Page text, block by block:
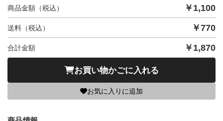
商品金額（税込） ￥ 1,100
送料（税込） ￥770
合計金額 ￥ 1,870
お買い物かごに入れる
お気に入りに追加